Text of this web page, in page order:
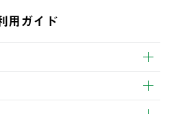
用ガイド
いいただけます。